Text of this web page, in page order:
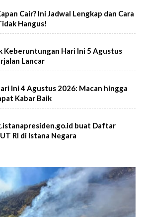
Cair? Ini Jadwal Lengkap dan Cara
Hangus!
Keberuntungan Hari Ini 5 Agustus
Lancar
Ini 4 Agustus 2026: Macan hingga
Kabar Baik
buat Daftar
RI di Istana Negara